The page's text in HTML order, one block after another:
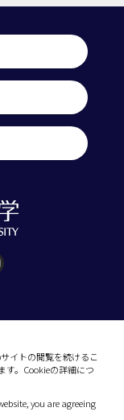
イトの閲覧を続けるこ
す。Cookieの詳細につ
you are agreeing
790-